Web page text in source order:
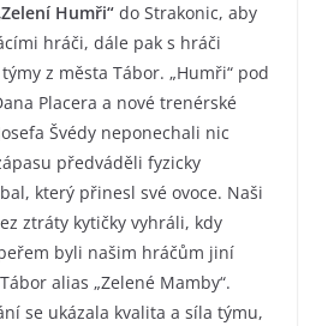
Humři“ do Strakonic, aby
hráči, dále pak s hráči
z města Tábor. „Humři“ pod
Placera a nové trenérské
Švédy neponechali nic
předváděli fyzicky
který přinesl své ovoce. Naši
ztráty kytičky vyhráli, kdy
byli našim hráčům jiní
alias „Zelené Mamby“.
se ukázala kvalita a síla týmu,